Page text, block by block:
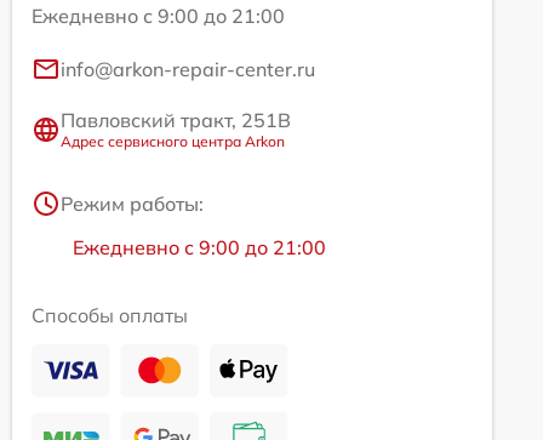
Ежедневно с 9:00 до 21:00
info@arkon-repair-center.ru
Павловский тракт, 251В
Адрес сервисного центра Arkon
Режим работы:
Ежедневно с 9:00 до 21:00
Способы оплаты